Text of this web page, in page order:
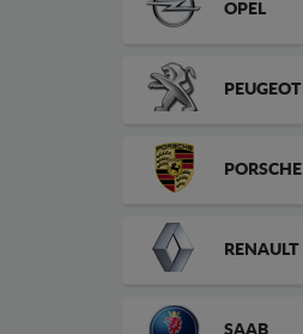
OPEL
PEUGEOT
PORSCHE
RENAULT
SAAB